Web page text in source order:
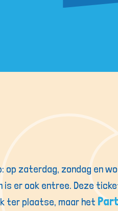
op zaterdag, zondag en
is er ook entree. Deze
ter plaatse, maar het